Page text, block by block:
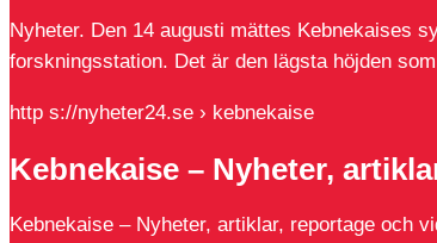
Nyheter. Den 14 augusti mättes Kebnekaises
forskningsstation. Det är den lägsta höjden
http s://nyheter24.se › kebnekaise
Kebnekaise – Nyheter,
Kebnekaise – Nyheter, artiklar, reportage och